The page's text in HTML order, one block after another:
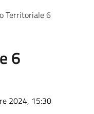
Territoriale 6
6
2024, 15:30